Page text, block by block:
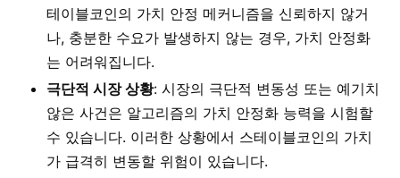
테이블코인의 가치 안정 메커니즘을 신뢰하지 않거
나, 충분한 수요가 발생하지 않는 경우, 가치 안정화
는 어려워집니다.
극단적 시장 상황: 시장의 극단적 변동성 또는 예기치
않은 사건은 알고리즘의 가치 안정화 능력을 시험할
수 있습니다. 이러한 상황에서 스테이블코인의 가치
가 급격히 변동할 위험이 있습니다.